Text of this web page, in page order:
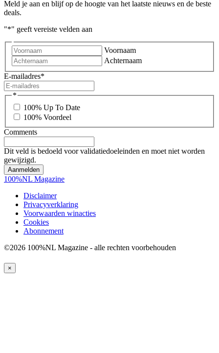
Meld je aan en blijf op de hoogte van het laatste nieuws en de beste
deals.
"*" geeft vereiste velden aan
Voornaam
Achternaam
E-mailadres*
*
100% Up To Date
100% Voordeel
Comments
Dit veld is bedoeld voor validatiedoeleinden en moet niet worden
gewijzigd.
100%NL Magazine
Disclaimer
Privacyverklaring
Voorwaarden winacties
Cookies
Abonnement
©2026 100%NL Magazine - alle rechten voorbehouden
×